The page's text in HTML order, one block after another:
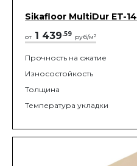
Sikafloor MultiDur ET-14
от 1 439.59 руб/м2
Прочность на сжатие
Износостойкость
Толщина
Температура укладки